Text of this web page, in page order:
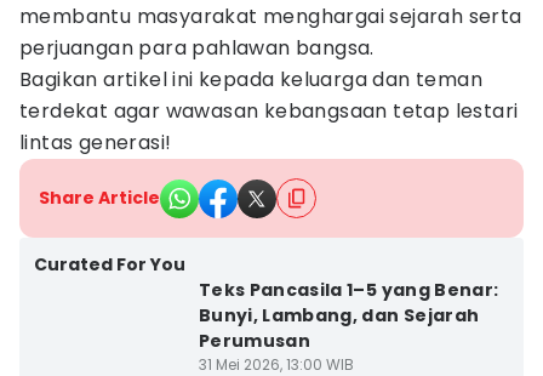
membantu masyarakat menghargai sejarah serta
perjuangan para pahlawan bangsa.
Bagikan artikel ini kepada keluarga dan teman
terdekat agar wawasan kebangsaan tetap lestari
lintas generasi!
Share Article
Curated For You
Teks Pancasila 1–5 yang Benar:
Bunyi, Lambang, dan Sejarah
Perumusan
31 Mei 2026, 13:00 WIB